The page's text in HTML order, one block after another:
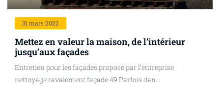
31 mars 2022
Mettez en valeur la maison, de l’intérieur
jusqu’aux façades
Entretien pour les façades proposé par l’entreprise
nettoyage ravalement façade 49 Parfois dan...